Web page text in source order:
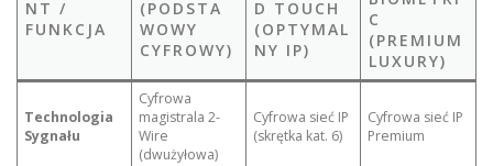
NT /
FUNKCJA
(PODSTA
WOWY
CYFROWY)
D TOUCH
(OPTYMAL
NY IP)
C
(PREMIUM
LUXURY)
Technologia
Sygnału
Cyfrowa
magistrala 2-
Wire
(dwużyłowa)
Cyfrowa sieć IP
(skrętka kat. 6)
Cyfrowa sieć IP
Premium